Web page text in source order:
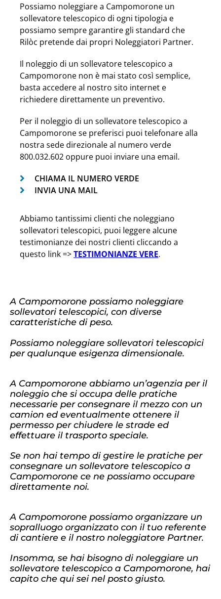
Possiamo noleggiare a Campomorone un
sollevatore telescopico di ogni tipologia e
possiamo sempre garantire gli standard che
Rilòc pretende dai propri Noleggiatori Partner.
Il noleggio di un sollevatore telescopico a
Campomorone non è mai stato così semplice,
basta accedere al nostro sito internet e
richiedere direttamente un preventivo.
Per il noleggio di un sollevatore telescopico a
Campomorone se preferisci puoi telefonare alla
nostra sede direzionale al numero verde
800.032.602 oppure puoi inviare una email.
CHIAMA IL NUMERO VERDE
INVIA UNA MAIL
Abbiamo tantissimi clienti che noleggiano
sollevatori telescopici, puoi leggere alcune
testimonianze dei nostri clienti cliccando a
questo link =>TESTIMONIANZE VERE.
A Campomorone possiamo noleggiare
sollevatori telescopici, con diverse
caratteristiche di peso.
Possiamo noleggiare sollevatori telescopici
per qualunque esigenza dimensionale.
A Campomorone abbiamo un’agenzia per il
noleggio che si occupa delle pratiche
necessarie per consegnare il mezzo con un
camion ed eventualmente ottenere il
permesso per chiudere le strade ed
effettuare il trasporto speciale.
Se non hai tempo di gestire le pratiche per
consegnare un sollevatore telescopico a
Campomorone ce ne possiamo occupare
direttamente noi.
A Campomorone possiamo organizzare un
sopralluogo organizzato con il tuo referente
di cantiere e il nostro noleggiatore Partner.
Insomma, se hai bisogno di noleggiare un
sollevatore telescopico a Campomorone, hai
capito che qui sei nel posto giusto.